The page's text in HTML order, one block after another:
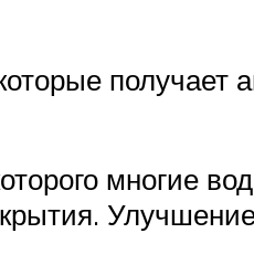
получает
многие